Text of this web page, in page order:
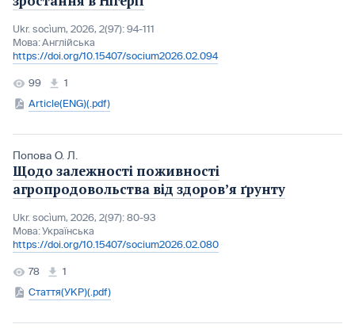
Ukr. socìum, 2026, 2(97): 94-111
Мова:Англійська
https://doi.org/10.15407/socium2026.02.094
99
1
Article(ENG)(.pdf)
Попова О. Л.
Щодо залежності поживності
агропродовольства від здоров’я ґрунту
Ukr. socìum, 2026, 2(97): 80-93
Мова:Українська
https://doi.org/10.15407/socium2026.02.080
78
1
Стаття(УКР)(.pdf)